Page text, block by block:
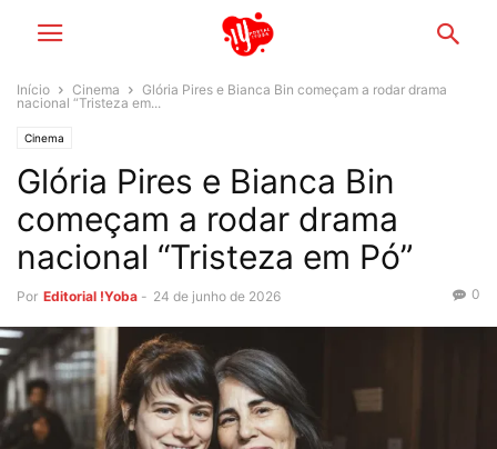
Início Cinema
Glória Pires e Bianca Bin começam a rodar drama
nacional “Tristeza em...
Cinema
Glória Pires e Bianca Bin
começam a rodar drama
nacional “Tristeza em Pó”
Por Editorial !Yoba - 24 de junho de 2026 0